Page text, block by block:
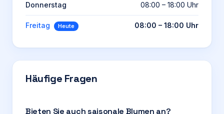
Donnerstag 08:00 – 18:00 Uhr
Freitag Heute 08:00 – 18:00 Uhr
Häufige Fragen
Bieten Sie auch saisonale Blumen an?